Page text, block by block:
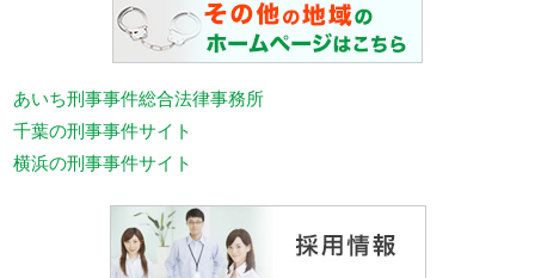
あいち刑事事件総合法律事務所
千葉の刑事事件サイト
横浜の刑事事件サイト